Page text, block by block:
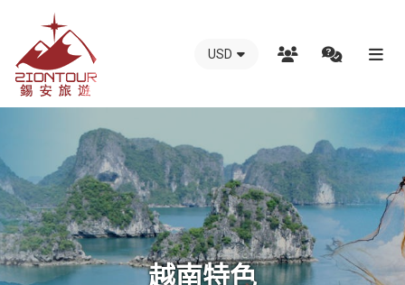
越
安
國
際
旅
行
USD
越南特色